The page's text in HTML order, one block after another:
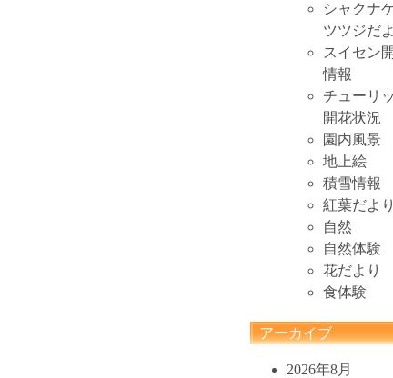
シャクナ
ツツジだ
スイセン
情報
チューリ
開花状況
園内風景
地上絵
積雪情報
紅葉だより
自然
自然体験
花だより
食体験
アーカイブ
2026年8月